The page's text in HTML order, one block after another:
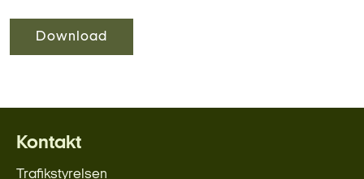
Download
Kontakt
Trafikstyrelsen